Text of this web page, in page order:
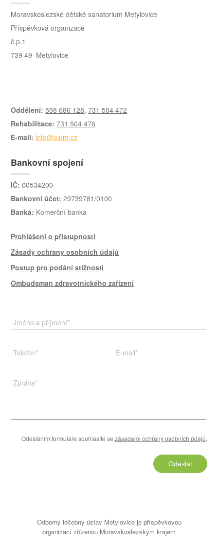
Moravskoslezské dětské sanatorium Metylovice
Příspěvková organizace
č.p.1
739 49 Metylovice
Oddělení: 558 686 128,731 504 472
Rehabilitace: 731 504 476
E-mail: info@olum.cz
Bankovní spojení
IČ: 00534200
Bankovní účet: 29739781/0100
Banka: Komerční banka
Prohlášení o přístupnosti
Zásady ochrany osobních údajů
Postup pro podání stížnosti
Ombudsman zdravotnického zařízení
Jméno a příjmení*
Telefon* E-mail*
Zpráva*
Odesláním formuláře souhlasíte se zásadami ochrany osobních údajů.
Odeslat
Odborný léčebný ústav Metylovice je příspěvkovou
organizací zřízenou Moravskoslezským krajem